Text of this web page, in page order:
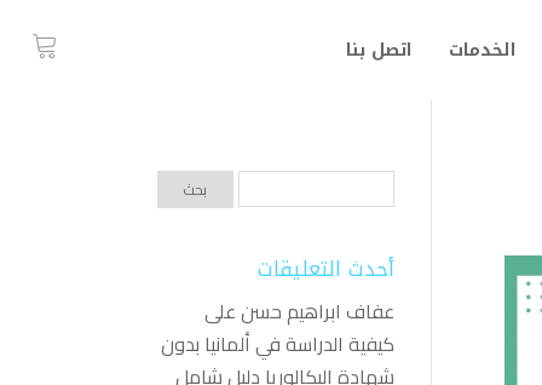
الخدمات اتصل بنا
أحدث التعليقات
عفاف ابراهيم حسنعلى
كيفية الدراسة في ألمانيا بدون
شهادة البكالوريا دليل شامل